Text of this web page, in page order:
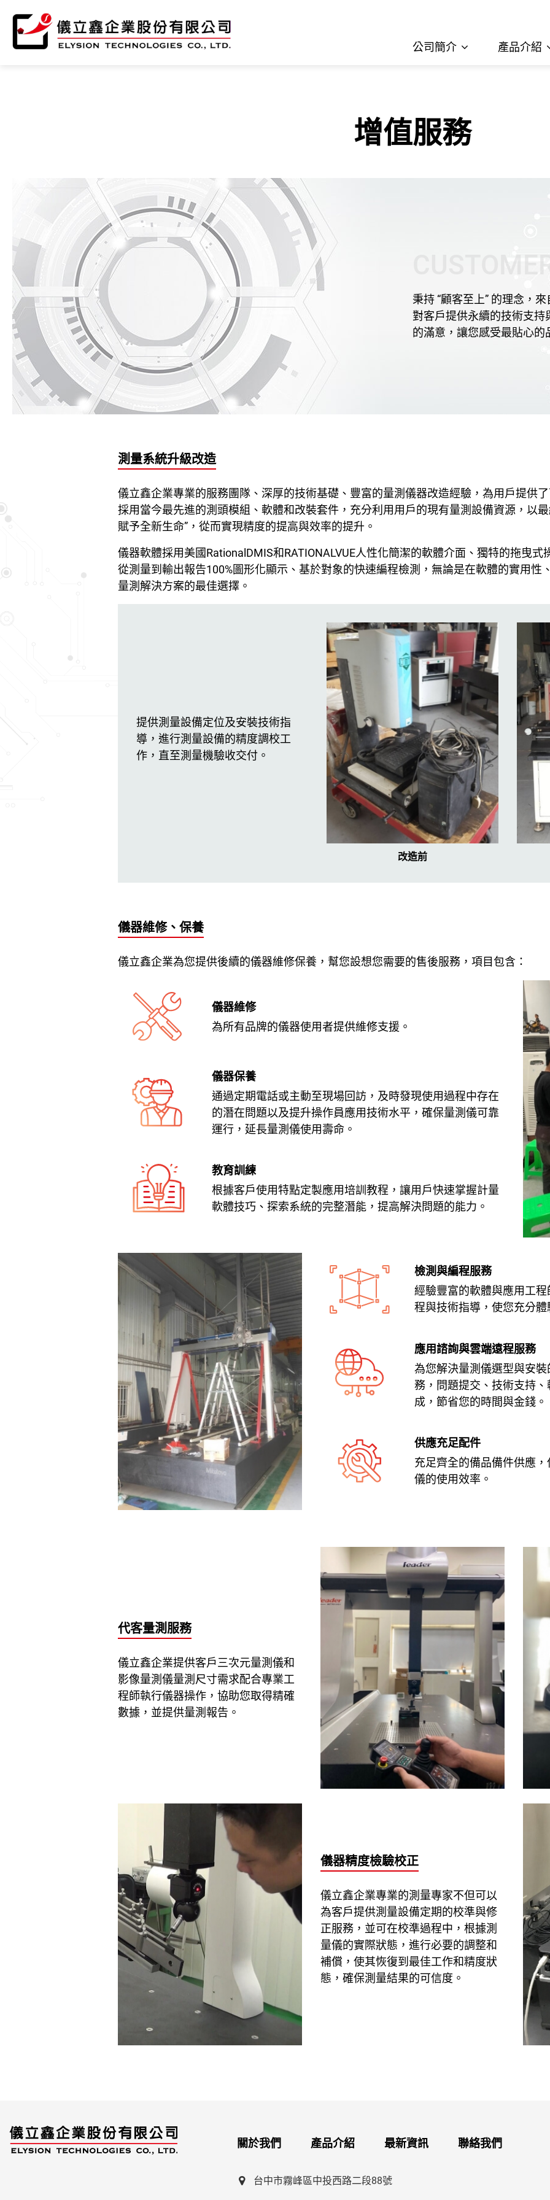
公司簡介 產品介紹
增值服務
秉持 “顧客至上” 的理念，
對客戶提供永續的技術支
的滿意，讓您感受最貼心的
測量系統升級改造
儀立鑫企業專業的服務團隊、深厚的技術基礎、豐富的量測儀器改造經驗，為用戶提供
採用當今最先進的測頭模組、軟體和改裝套件，充分利用用戶的現有量測設備資源，以
賦予全新生命”，從而實現精度的提高與效率的提升。
儀器軟體採用美國RationalDMIS和RATIONALVUE人性化簡潔的軟體介面、獨特的拖曳
從測量到輸出報告100%圖形化顯示、基於對象的快速編程檢測，無論是在軟體的實用性
量測解決方案的最佳選擇。
提供測量設備定位及安裝技術指
導，進行測量設備的精度調校工
作，直至測量機驗收交付。
改造前
儀器維修、保養
儀立鑫企業為您提供後續的儀器維修保養，幫您設想您需要的售後服務，項目包含：
儀器維修
為所有品牌的儀器使用者提供維修支援。
儀器保養
通過定期電話或主動至現場回訪，及時發現使用過程中存在
的潛在問題以及提升操作員應用技術水平，確保量測儀可靠
運行，延長量測儀使用壽命。
教育訓練
根據客戶使用特點定製應用培訓教程，讓用戶快速掌握計量
軟體技巧、探索系統的完整潛能，提高解決問題的能力。
檢測與編程服務
經驗豐富的軟體與應用工
程與技術指導，使您充分
應用諮詢與雲端遠程服務
為您解決量測儀選型與安
務，問題提交、技術支持
成，節省您的時間與金錢。
供應充足配件
充足齊全的備品備件供應
儀的使用效率。
代客量測服務
儀立鑫企業提供客戶三次元量測儀和
影像量測儀量測尺寸需求配合專業工
程師執行儀器操作，協助您取得精確
數據，並提供量測報告。
儀器精度檢驗校正
儀立鑫企業專業的測量專家不但可以
為客戶提供測量設備定期的校準與修
正服務，並可在校準過程中，根據測
量儀的實際狀態，進行必要的調整和
補償，使其恢復到最佳工作和精度狀
態，確保測量結果的可信度。
關於我們 產品介紹 最新資訊 聯絡我們
台中市霧峰區中投西路二段88號
支援中心
最新消息
聯絡我們
繁體中文
English